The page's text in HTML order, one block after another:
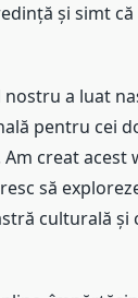
și simt
a luat
pentru cei
creat acest
să
culturală